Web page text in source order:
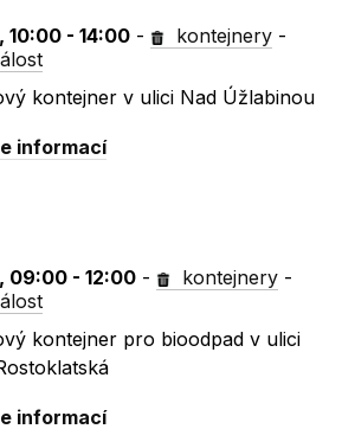
10:00 - 14:00 - kontejnery -
kontejner v ulici Nad Úžlabinou
informací
09:00 - 12:00 - kontejnery -
kontejner pro bioodpad v ulici
informací